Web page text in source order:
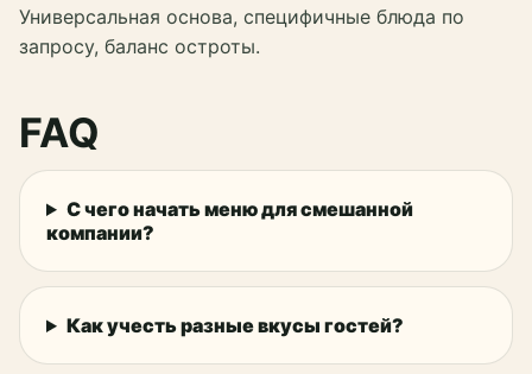
Универсальная основа, специфичные блюда по
запросу, баланс остроты.
FAQ
С чего начать меню для смешанной
компании?
Как учесть разные вкусы гостей?